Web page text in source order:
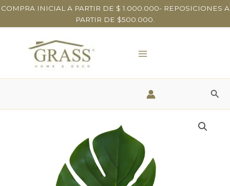
Ir
contenido
COMPRA INICIAL A PARTIR DE $ 1.000.000- REPOSICIONES A
PARTIR DE $500.000.